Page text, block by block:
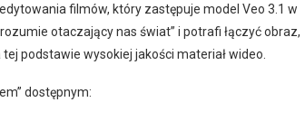
filmów, który zastępuje model Veo 3.1 w
otaczający nas świat” i potrafi łączyć obraz,
podstawie wysokiej jakości materiał wideo.
dostępnym: